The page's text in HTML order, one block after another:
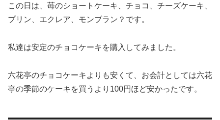
この日は、苺のショートケーキ、チョコ、チーズケーキ、
プリン、エクレア、モンブラン？です。
私達は安定のチョコケーキを購入してみました。
六花亭のチョコケーキよりも安くて、お会計としては六花
亭の季節のケーキを買うより100円ほど安かったです。